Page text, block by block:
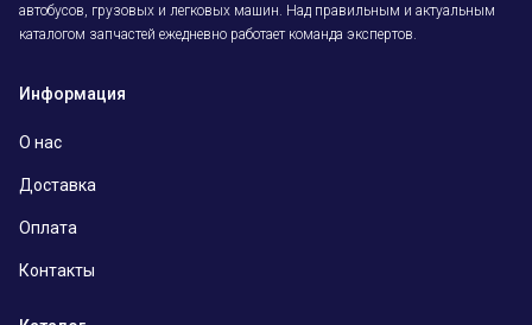
автобусов, грузовых и легковых машин. Над правильным и актуальным
каталогом запчастей ежедневно работает команда экспертов.
Информация
О нас
Доставка
Оплата
Контакты